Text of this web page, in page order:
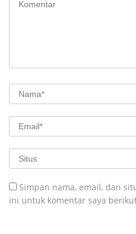
Simpan nama, email, dan
ini untuk komentar saya